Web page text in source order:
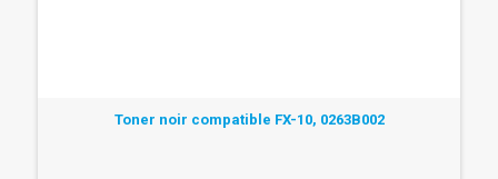
Toner noir compatible FX-10, 0263B002